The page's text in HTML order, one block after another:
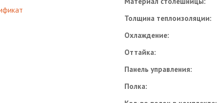
Толщина теплоизоляции:
Охлаждение:
Оттайка:
Панель управления:
Полка: